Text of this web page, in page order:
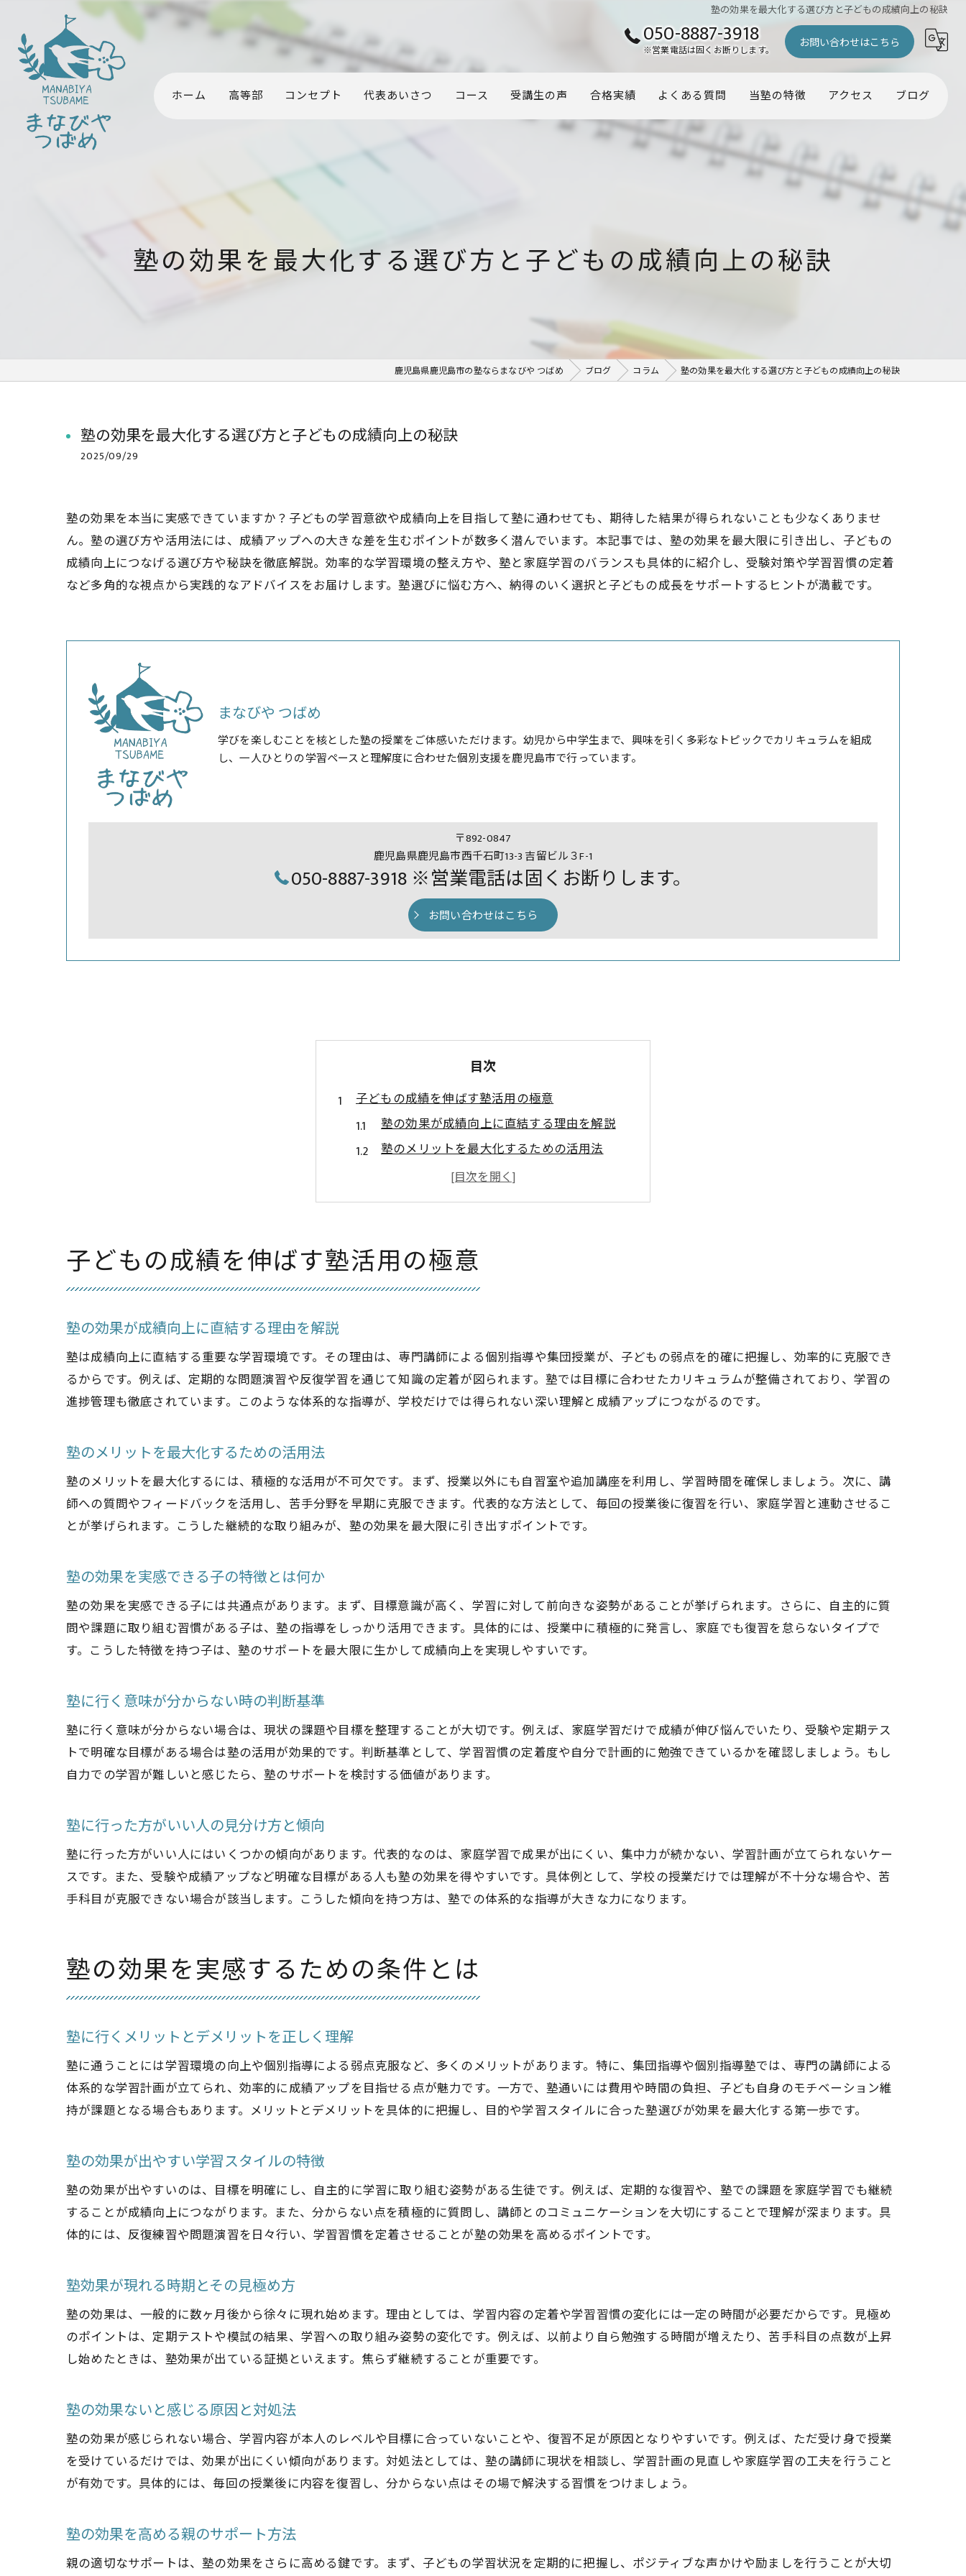
塾の効果を最大化する選び方と子どもの成績向上の秘訣
050-8887-3918
※営業電話は固くお断りします。 お問い合わせはこちら
ホーム 高等部 コンセプト 代表あいさつ コース 受講生の声 合格実績 よくある質問 当塾の特徴
幼児
小学生
アクセス ブログ
塾の効果を最大化する選び方と子どもの成績向上の秘訣
鹿児島県鹿児島市の塾ならまなびや つばめ ブログ コラム 塾の効果を最大化する選び方と子どもの成績向上の秘訣
塾の効果を最大化する選び方と子どもの成績向上の秘訣
2025/09/29
塾の効果を本当に実感できていますか？子どもの学習意欲や成績向上を目指して塾に通わせても、期待した結果が得られないことも少なくありませ
ん。塾の選び方や活用法には、成績アップへの大きな差を生むポイントが数多く潜んでいます。本記事では、塾の効果を最大限に引き出し、子どもの
成績向上につなげる選び方や秘訣を徹底解説。効率的な学習環境の整え方や、塾と家庭学習のバランスも具体的に紹介し、受験対策や学習習慣の定着
など多角的な視点から実践的なアドバイスをお届けします。塾選びに悩む方へ、納得のいく選択と子どもの成長をサポートするヒントが満載です。
まなびや つばめ
学びを楽しむことを核とした塾の授業をご体感いただけます。幼児から中学生まで、興味を引く多彩なトピックでカリキュラムを組成
し、一人ひとりの学習ペースと理解度に合わせた個別支援を鹿児島市で行っています。
〒892-0847
鹿児島県鹿児島市西千石町13-3 吉留ビル３F-1
050-8887-3918 ※営業電話は固くお断りします。
お問い合わせはこちら
目次
子どもの成績を伸ばす塾活用の極意
塾の効果が成績向上に直結する理由を解説
塾のメリットを最大化するための活用法
塾の効果を実感できる子の特徴とは何か
塾に行く意味が分からない時の判断基準
塾の効果を実感するための条件とは
塾に行くメリットとデメリットを正しく理解
塾の効果ないと感じる原因と対処法
塾の効果を高める親のサポート方法
学習習慣が身につく塾の選び方ガイド
塾の効果を感じるためのカリキュラム選び
塾の効果なしとならない選び方のコツ
塾必要ない子との違いを見極める方法
塾のデメリットを理解し上手に対策する
塾効果はどこまで期待できるか徹底検証
塾通いが成績以外に与える影響を解説
個別指導塾の効果が高い理由を徹底解説
塾効果を生み出す個別指導の指導法とは
個別指導塾で成績が伸びる生徒の特徴
塾で成績が伸びる子の共通点を分析
塾講師が見る成績が伸びる子の特徴
塾の効果を最大限にする学習習慣の秘訣
塾で成績が伸びる子の親のサポート法
塾の効果が現れる子のモチベーション管理
子どもの成績を伸ばす塾活用の極意
塾の効果が成績向上に直結する理由を解説
塾は成績向上に直結する重要な学習環境です。その理由は、専門講師による個別指導や集団授業が、子どもの弱点を的確に把握し、効率的に克服でき
るからです。例えば、定期的な問題演習や反復学習を通じて知識の定着が図られます。塾では目標に合わせたカリキュラムが整備されており、学習の
進捗管理も徹底されています。このような体系的な指導が、学校だけでは得られない深い理解と成績アップにつながるのです。
塾のメリットを最大化するための活用法
塾のメリットを最大化するには、積極的な活用が不可欠です。まず、授業以外にも自習室や追加講座を利用し、学習時間を確保しましょう。次に、講
師への質問やフィードバックを活用し、苦手分野を早期に克服できます。代表的な方法として、毎回の授業後に復習を行い、家庭学習と連動させるこ
とが挙げられます。こうした継続的な取り組みが、塾の効果を最大限に引き出すポイントです。
塾の効果を実感できる子の特徴とは何か
塾の効果を実感できる子には共通点があります。まず、目標意識が高く、学習に対して前向きな姿勢があることが挙げられます。さらに、自主的に質
問や課題に取り組む習慣がある子は、塾の指導をしっかり活用できます。具体的には、授業中に積極的に発言し、家庭でも復習を怠らないタイプで
す。こうした特徴を持つ子は、塾のサポートを最大限に生かして成績向上を実現しやすいです。
塾に行く意味が分からない時の判断基準
塾に行く意味が分からない場合は、現状の課題や目標を整理することが大切です。例えば、家庭学習だけで成績が伸び悩んでいたり、受験や定期テス
トで明確な目標がある場合は塾の活用が効果的です。判断基準として、学習習慣の定着度や自分で計画的に勉強できているかを確認しましょう。もし
自力での学習が難しいと感じたら、塾のサポートを検討する価値があります。
塾に行った方がいい人の見分け方と傾向
塾に行った方がいい人にはいくつかの傾向があります。代表的なのは、家庭学習で成果が出にくい、集中力が続かない、学習計画が立てられないケー
スです。また、受験や成績アップなど明確な目標がある人も塾の効果を得やすいです。具体例として、学校の授業だけでは理解が不十分な場合や、苦
手科目が克服できない場合が該当します。こうした傾向を持つ方は、塾での体系的な指導が大きな力になります。
塾の効果を実感するための条件とは
塾に行くメリットとデメリットを正しく理解
塾に通うことには学習環境の向上や個別指導による弱点克服など、多くのメリットがあります。特に、集団指導や個別指導塾では、専門の講師による
体系的な学習計画が立てられ、効率的に成績アップを目指せる点が魅力です。一方で、塾通いには費用や時間の負担、子ども自身のモチベーション維
持が課題となる場合もあります。メリットとデメリットを具体的に把握し、目的や学習スタイルに合った塾選びが効果を最大化する第一歩です。
塾の効果が出やすい学習スタイルの特徴
塾の効果が出やすいのは、目標を明確にし、自主的に学習に取り組む姿勢がある生徒です。例えば、定期的な復習や、塾での課題を家庭学習でも継続
することが成績向上につながります。また、分からない点を積極的に質問し、講師とのコミュニケーションを大切にすることで理解が深まります。具
体的には、反復練習や問題演習を日々行い、学習習慣を定着させることが塾の効果を高めるポイントです。
塾効果が現れる時期とその見極め方
塾の効果は、一般的に数ヶ月後から徐々に現れ始めます。理由としては、学習内容の定着や学習習慣の変化には一定の時間が必要だからです。見極め
のポイントは、定期テストや模試の結果、学習への取り組み姿勢の変化です。例えば、以前より自ら勉強する時間が増えたり、苦手科目の点数が上昇
し始めたときは、塾効果が出ている証拠といえます。焦らず継続することが重要です。
塾の効果ないと感じる原因と対処法
塾の効果が感じられない場合、学習内容が本人のレベルや目標に合っていないことや、復習不足が原因となりやすいです。例えば、ただ受け身で授業
を受けているだけでは、効果が出にくい傾向があります。対処法としては、塾の講師に現状を相談し、学習計画の見直しや家庭学習の工夫を行うこと
が有効です。具体的には、毎回の授業後に内容を復習し、分からない点はその場で解決する習慣をつけましょう。
塾の効果を高める親のサポート方法
親の適切なサポートは、塾の効果をさらに高める鍵です。まず、子どもの学習状況を定期的に把握し、ポジティブな声かけや励ましを行うことが大切